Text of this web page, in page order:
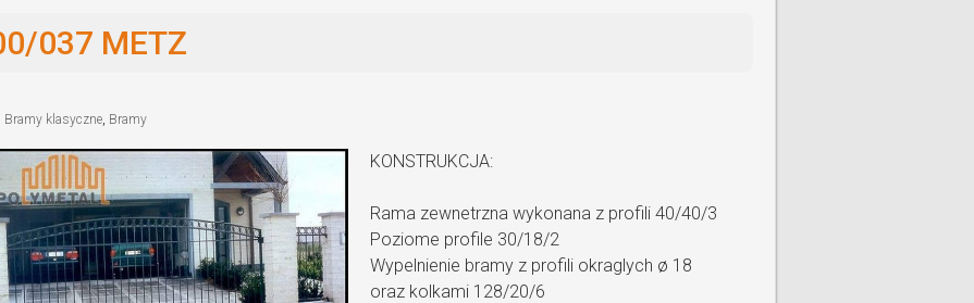
037 METZ
Bramy klasyczne, Bramy
KONSTRUKCJA:
Rama zewnetrzna wykonana z profili 40/40/3
Poziome profile 30/18/2
Wypelnienie bramy z profili okraglych ø 18
oraz kolkami 128/20/6